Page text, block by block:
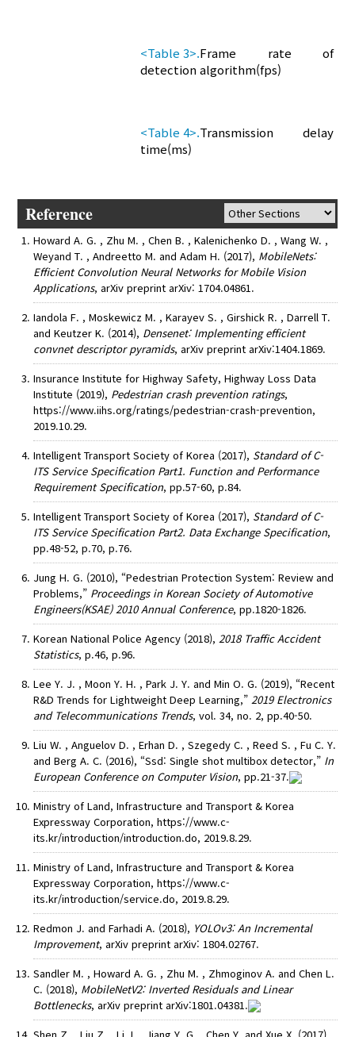
<Table 3>.Frame rate of
detection algorithm(fps)
<Table 4>.Transmission delay
time(ms)
Reference
Howard A. G. , Zhu M. , Chen B. , Kalenichenko D. , Wang W. ,
Weyand T. , Andreetto M. and Adam H. (2017), MobileNets:
Efficient Convolution Neural Networks for Mobile Vision
Applications, arXiv preprint arXiv: 1704.04861.
Iandola F. , Moskewicz M. , Karayev S. , Girshick R. , Darrell T.
and Keutzer K. (2014), Densenet: Implementing efficient
convnet descriptor pyramids, arXiv preprint arXiv:1404.1869.
Insurance Institute for Highway Safety, Highway Loss Data
Institute (2019), Pedestrian crash prevention ratings,
https://www.iihs.org/ratings/pedestrian-crash-prevention,
2019.10.29.
Intelligent Transport Society of Korea (2017), Standard of C-
ITS Service Specification Part1. Function and Performance
Requirement Specification, pp.57-60, p.84.
Intelligent Transport Society of Korea (2017), Standard of C-
ITS Service Specification Part2. Data Exchange Specification,
pp.48-52, p.70, p.76.
Jung H. G. (2010), “Pedestrian Protection System: Review and
Problems,” Proceedings in Korean Society of Automotive
Engineers(KSAE) 2010 Annual Conference, pp.1820-1826.
Korean National Police Agency (2018),2018 Traffic Accident
Statistics, p.46, p.96.
Lee Y. J. , Moon Y. H. , Park J. Y. and Min O. G. (2019), “Recent
R&D Trends for Lightweight Deep Learning,”2019 Electronics
and Telecommunications Trends, vol. 34, no. 2, pp.40-50.
Liu W. , Anguelov D. , Erhan D. , Szegedy C. , Reed S. , Fu C. Y.
and Berg A. C. (2016), “Ssd: Single shot multibox detector,” In
European Conference on Computer Vision, pp.21-37.
Ministry of Land, Infrastructure and Transport & Korea
Expressway Corporation, https://www.c-
its.kr/introduction/introduction.do, 2019.8.29.
Ministry of Land, Infrastructure and Transport & Korea
Expressway Corporation, https://www.c-
its.kr/introduction/service.do, 2019.8.29.
Redmon J. and Farhadi A. (2018), YOLOv3: An Incremental
Improvement, arXiv preprint arXiv: 1804.02767.
Sandler M. , Howard A. G. , Zhu M. , Zhmoginov A. and Chen L.
C. (2018), MobileNetV2: Inverted Residuals and Linear
Bottlenecks, arXiv preprint arXiv:1801.04381.